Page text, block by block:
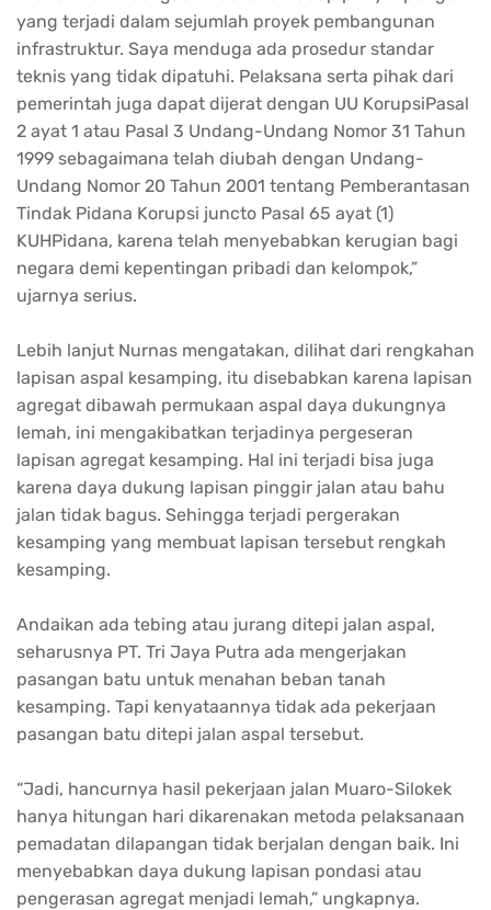
yang terjadi dalam sejumlah proyek pembangunan
infrastruktur. Saya menduga ada prosedur standar
teknis yang tidak dipatuhi. Pelaksana serta pihak dari
pemerintah juga dapat dijerat dengan UU KorupsiPasal
2 ayat 1 atau Pasal 3 Undang-Undang Nomor 31 Tahun
1999 sebagaimana telah diubah dengan Undang-
Undang Nomor 20 Tahun 2001 tentang Pemberantasan
Tindak Pidana Korupsi juncto Pasal 65 ayat (1)
KUHPidana, karena telah menyebabkan kerugian bagi
negara demi kepentingan pribadi dan kelompok,”
ujarnya serius.
Lebih lanjut Nurnas mengatakan, dilihat dari rengkahan
lapisan aspal kesamping, itu disebabkan karena lapisan
agregat dibawah permukaan aspal daya dukungnya
lemah, ini mengakibatkan terjadinya pergeseran
lapisan agregat kesamping. Hal ini terjadi bisa juga
karena daya dukung lapisan pinggir jalan atau bahu
jalan tidak bagus. Sehingga terjadi pergerakan
kesamping yang membuat lapisan tersebut rengkah
kesamping.
Andaikan ada tebing atau jurang ditepi jalan aspal,
seharusnya PT. Tri Jaya Putra ada mengerjakan
pasangan batu untuk menahan beban tanah
kesamping. Tapi kenyataannya tidak ada pekerjaan
pasangan batu ditepi jalan aspal tersebut.
“Jadi, hancurnya hasil pekerjaan jalan Muaro-Silokek
hanya hitungan hari dikarenakan metoda pelaksanaan
pemadatan dilapangan tidak berjalan dengan baik. Ini
menyebabkan daya dukung lapisan pondasi atau
pengerasan agregat menjadi lemah,” ungkapnya.